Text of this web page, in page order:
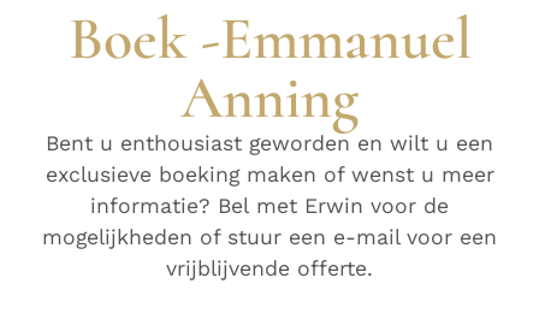
Boek -Emmanuel
Anning
Bent u enthousiast geworden en wilt u een
exclusieve boeking maken of wenst u meer
informatie? Bel met Erwin voor de
mogelijkheden of stuur een e-mail voor een
vrijblijvende offerte.